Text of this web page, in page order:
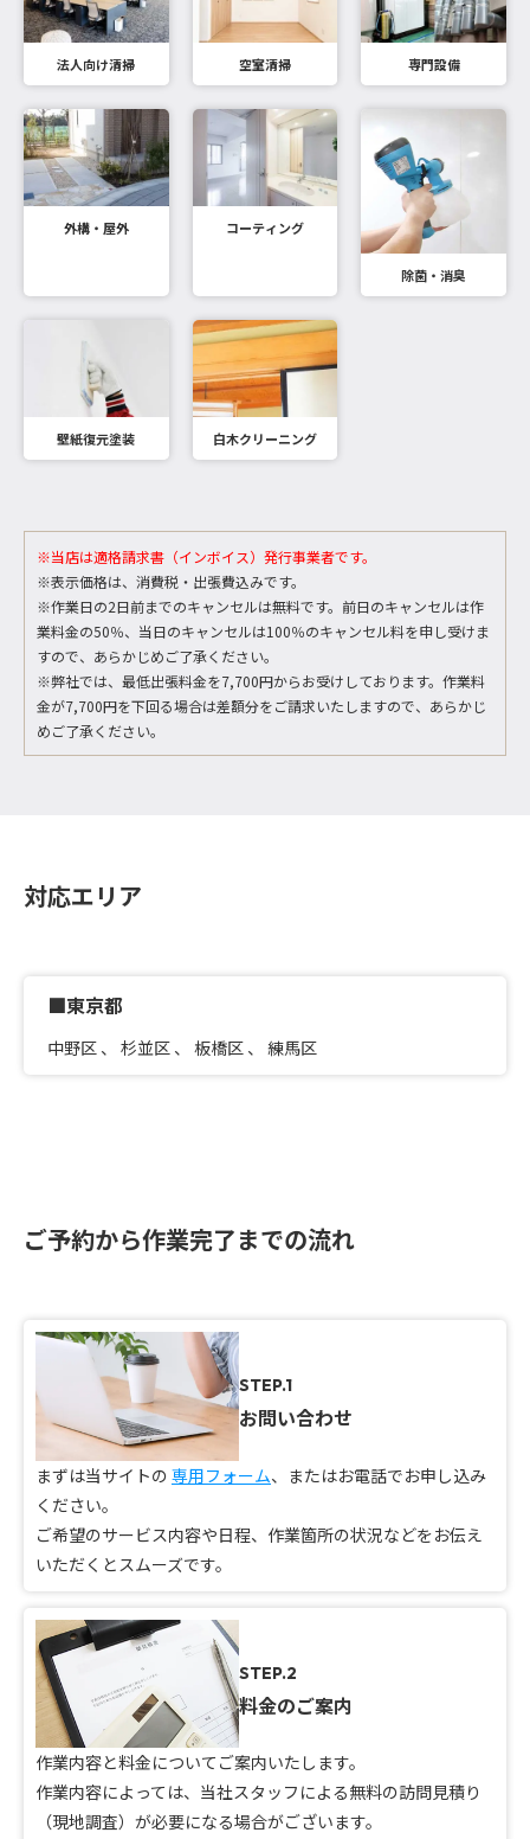
法人向け清掃 空室清掃 専門設備
外構・屋外 コーティング
除菌・消臭
壁紙復元塗装 白木クリーニング
※当店は適格請求書（インボイス）発行事業者です。
※表示価格は、消費税・出張費込みです。
※作業日の2日前までのキャンセルは無料です。前日のキャンセルは作
業料金の50％、当日のキャンセルは100％のキャンセル料を申し受けま
すので、あらかじめご了承ください。
※弊社では、最低出張料金を7,700円からお受けしております。作業料
金が7,700円を下回る場合は差額分をご請求いたしますので、あらかじ
めご了承ください。
対応エリア
■東京都
中野区 、 杉並区 、 板橋区 、 練馬区
ご予約から作業完了までの流れ
STEP.1
お問い合わせ
まずは当サイトの 専用フォーム、またはお電話でお申し込み
ください。
ご希望のサービス内容や日程、作業箇所の状況などをお伝え
いただくとスムーズです。
STEP.2
料金のご案内
作業内容と料金についてご案内いたします。
作業内容によっては、当社スタッフによる無料の訪問見積り
（現地調査）が必要になる場合がございます。